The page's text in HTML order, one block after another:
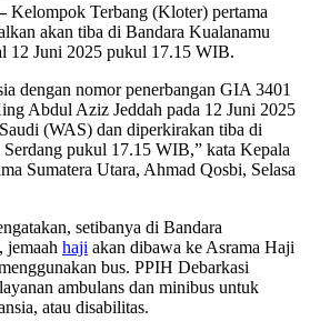
Kelompok Terbang (Kloter) pertama
akan tiba di Bandara Kualanamu
12 Juni 2025 pukul 17.15 WIB.
dengan nomor penerbangan GIA 3401
Abdul Aziz Jeddah pada 12 Juni 2025
(WAS) dan diperkirakan tiba di
pukul 17.15 WIB,” kata Kepala
Sumatera Utara, Ahmad Qosbi, Selasa
setibanya di Bandara
jemaah haji akan dibawa ke Asrama Haji
bus. PPIH Debarkasi
ambulans dan minibus untuk
atau disabilitas.